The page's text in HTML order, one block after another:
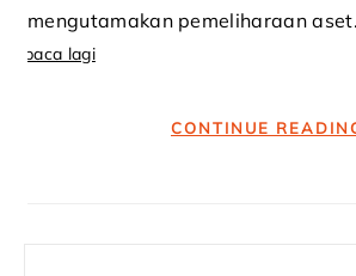
mengutamakan pemeliharaan aset.
baca lagi
CONTINUE